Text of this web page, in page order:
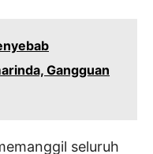
Gangguan
seluruh